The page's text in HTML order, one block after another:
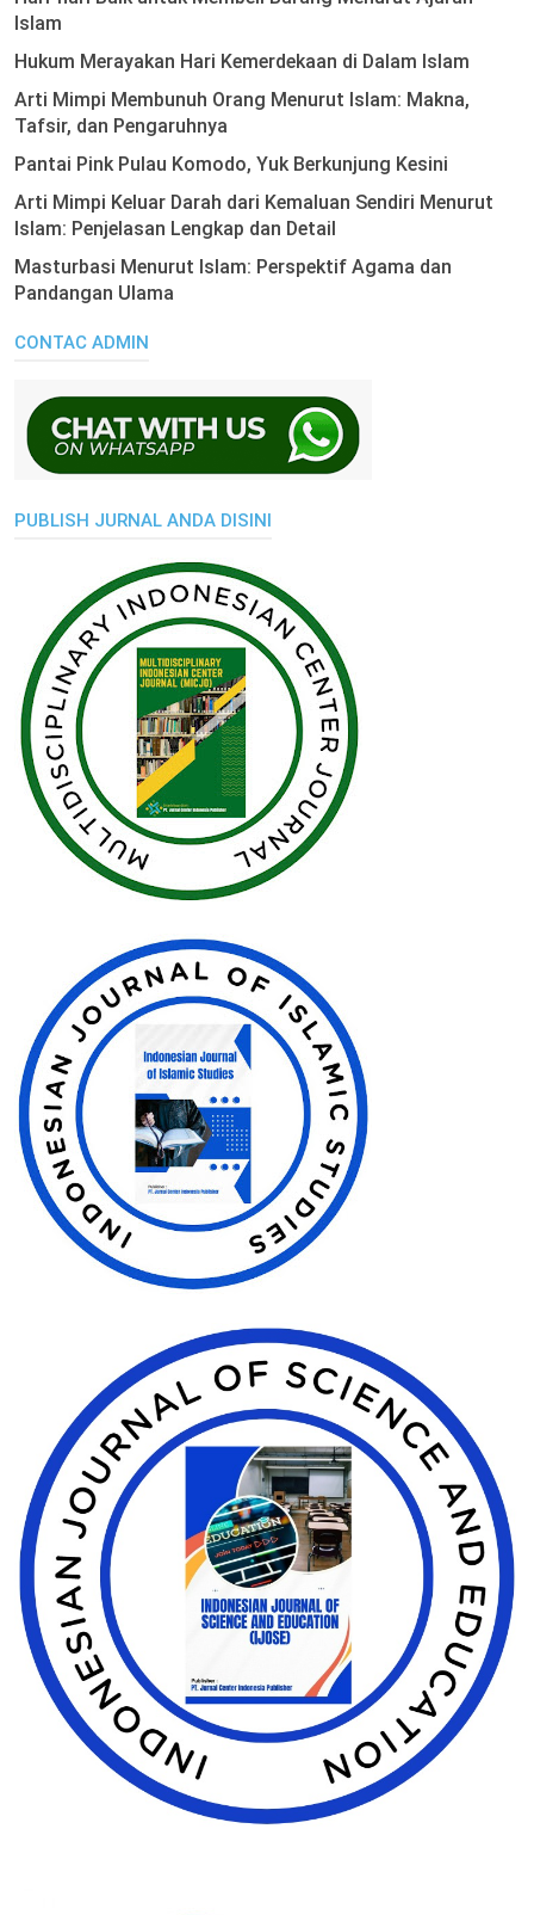
Islam
Hukum Merayakan Hari Kemerdekaan di Dalam Islam
Arti Mimpi Membunuh Orang Menurut Islam: Makna,
Tafsir, dan Pengaruhnya
Pantai Pink Pulau Komodo, Yuk Berkunjung Kesini
Arti Mimpi Keluar Darah dari Kemaluan Sendiri Menurut
Islam: Penjelasan Lengkap dan Detail
Masturbasi Menurut Islam: Perspektif Agama dan
Pandangan Ulama
CONTAC ADMIN
PUBLISH JURNAL ANDA DISINI